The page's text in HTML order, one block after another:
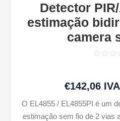
Detector
estimação
camera
€142,06
O EL4855 / EL4855PI é um
estimação sem fio de 2 vias